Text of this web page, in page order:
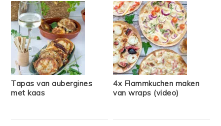
Tapas van aubergines
met kaas
4x Flammkuchen maken
van wraps (video)